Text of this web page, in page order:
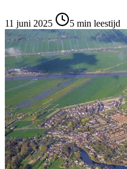
11 juni 2025 5 min leestijd